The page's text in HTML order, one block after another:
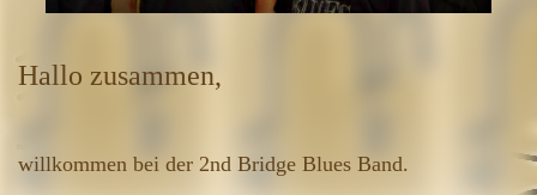
Hallo zusammen,
willkommen bei der 2nd Bridge Blues Band.